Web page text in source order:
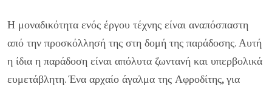
Η μοναδικότητα ενός έργου τέχνης είναι αναπόσπαστη
από την προσκόλλησή της στη δομή της παράδοσης. Αυτή
η ίδια η παράδοση είναι απόλυτα ζωντανή και υπερβολικά
ευμετάβλητη. Ένα αρχαίο άγαλμα της Αφροδίτης, για